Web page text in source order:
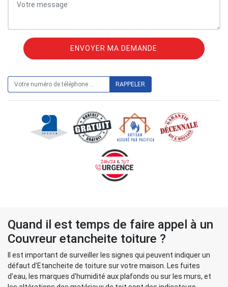
Quand il est temps de faire appel à un
Couvreur etancheite toiture ?
Il est important de surveiller les signes qui peuvent indiquer un
défaut d’Etancheite de toiture sur votre maison. Les fuites
d’eau, les marques d'humidité aux plafonds ou sur les murs, et